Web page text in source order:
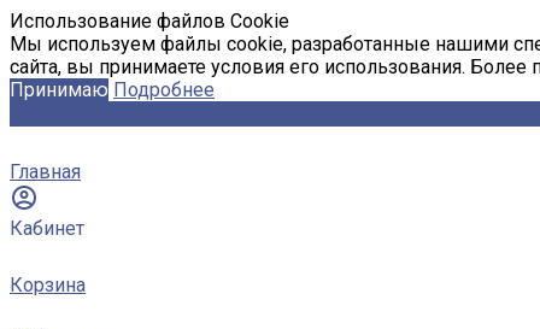
Использование файлов Cookie
Мы используем файлы cookie, разработанные нашими
сайта, вы принимаете условия его использования.
Принимаю Подробнее
Главная
Кабинет
Корзина